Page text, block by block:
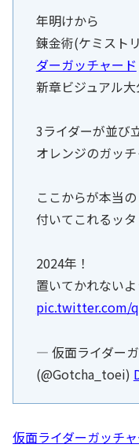
年明けから
錬金術(ケミスト
ダーガッチャード
新章ビジュアル
3ライダーが並び
オレンジのガッ
ここからが本当の
付いてこれるッタ
2024年！
置いてかれない
pic.twitter.com/
— 仮面ライダーガ
(@Gotcha_toei)
仮面ライダーガッチ